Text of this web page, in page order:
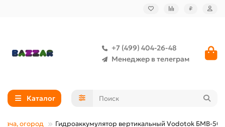
₽
+7 (499) 404-26-48
Менеджер в телеграм
Каталог
огород Гидроаккумулятор вертикальный Vodotok БМВ-50л